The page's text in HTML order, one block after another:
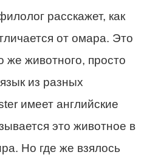
расскажет, как
от омара. Это
же животного, просто
из разных
имеет английские
это животное в
Но где же взялось